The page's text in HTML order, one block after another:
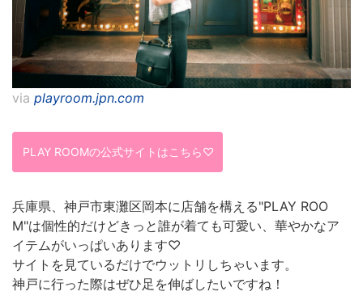
via playroom.jpn.com
PLAY ROOMの公式サイトはこちら♡
兵庫県、神戸市東灘区岡本に店舗を構える"PLAY ROO
M"は個性的だけどきっと誰が着ても可愛い、華やかなア
イテムがいっぱいあります♡
サイトを見ているだけでウットリしちゃいます。
神戸に行った際はぜひ足を伸ばしたいですね！